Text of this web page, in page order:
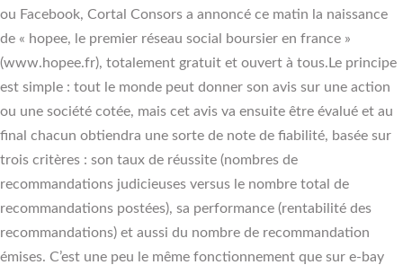
ou Facebook, Cortal Consors a annoncé ce matin la naissance
de « hopee, le premier réseau social boursier en france »
(www.hopee.fr), totalement gratuit et ouvert à tous.Le principe
est simple : tout le monde peut donner son avis sur une action
ou une société cotée, mais cet avis va ensuite être évalué et au
final chacun obtiendra une sorte de note de fiabilité, basée sur
trois critères : son taux de réussite (nombres de
recommandations judicieuses versus le nombre total de
recommandations postées), sa performance (rentabilité des
recommandations) et aussi du nombre de recommandation
émises. C’est une peu le même fonctionnement que sur e-bay